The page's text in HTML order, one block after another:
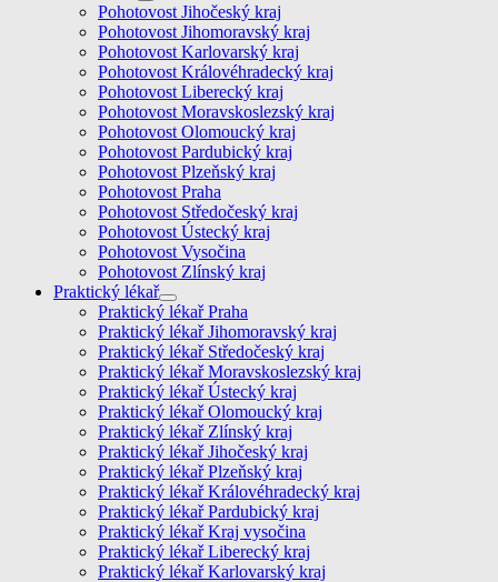
Pohotovost Jihočeský kraj
Pohotovost Jihomoravský kraj
Pohotovost Karlovarský kraj
Pohotovost Královéhradecký kraj
Pohotovost Liberecký kraj
Pohotovost Moravskoslezský kraj
Pohotovost Olomoucký kraj
Pohotovost Pardubický kraj
Pohotovost Plzeňský kraj
Pohotovost Praha
Pohotovost Středočeský kraj
Pohotovost Ústecký kraj
Pohotovost Vysočina
Pohotovost Zlínský kraj
Praktický lékař
Praktický lékař Praha
Praktický lékař Jihomoravský kraj
Praktický lékař Středočeský kraj
Praktický lékař Moravskoslezský kraj
Praktický lékař Ústecký kraj
Praktický lékař Olomoucký kraj
Praktický lékař Zlínský kraj
Praktický lékař Jihočeský kraj
Praktický lékař Plzeňský kraj
Praktický lékař Královéhradecký kraj
Praktický lékař Pardubický kraj
Praktický lékař Kraj vysočina
Praktický lékař Liberecký kraj
Praktický lékař Karlovarský kraj